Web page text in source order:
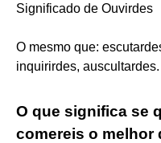
Significado de Ouvirdes
O mesmo que:
inquirirdes, auscultardes.
O que significa se
comereis o melhor